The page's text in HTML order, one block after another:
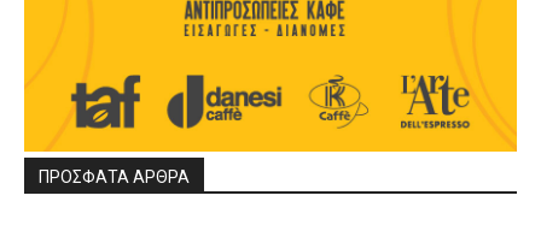
ΠΡΟΣΦΑΤΑ ΑΡΘΡΑ